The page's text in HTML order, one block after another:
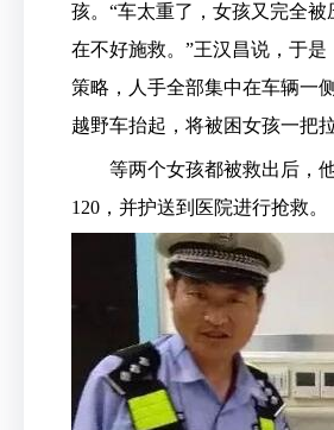
孩。“车太重了，女孩又完全被
在不好施救。”王汉昌说，于是
策略，人手全部集中在车辆一
越野车抬起，将被困女孩一把
等两个女孩都被救出后，他
120，并护送到医院进行抢救。